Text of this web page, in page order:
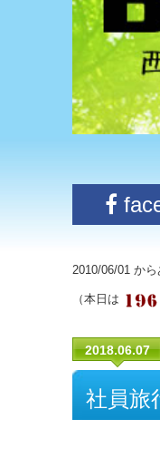
2010/06/01 か
（本日は
2018.06.07
社員旅